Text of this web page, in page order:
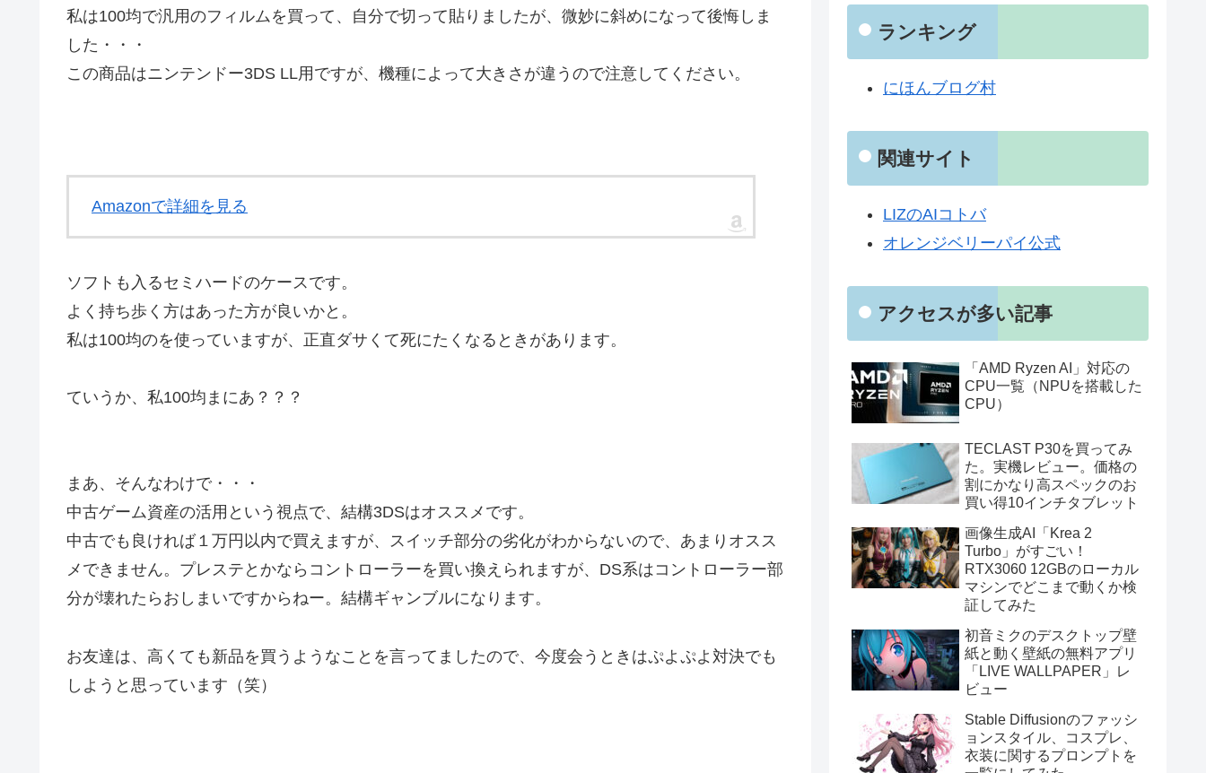
私は100均で汎用のフィルムを買って、自分で切って貼りましたが、微妙に斜めになって後悔しま
した・・・
この商品はニンテンドー3DS LL用ですが、機種によって大きさが違うので注意してください。
Amazonで詳細を見る
ソフトも入るセミハードのケースです。
よく持ち歩く方はあった方が良いかと。
私は100均のを使っていますが、正直ダサくて死にたくなるときがあります。
ていうか、私100均まにあ？？？
まあ、そんなわけで・・・
中古ゲーム資産の活用という視点で、結構3DSはオススメです。
中古でも良ければ１万円以内で買えますが、スイッチ部分の劣化がわからないので、あまりオスス
メできません。プレステとかならコントローラーを買い換えられますが、DS系はコントローラー部
分が壊れたらおしまいですからねー。結構ギャンブルになります。
お友達は、高くても新品を買うようなことを言ってましたので、今度会うときはぷよぷよ対決でも
しようと思っています（笑）
ランキング
にほんブログ村
関連サイト
LIZのAIコトバ
オレンジベリーパイ公式
アクセスが多い記事
「AMD Ryzen AI」対応の
CPU一覧（NPUを搭載した
CPU）
TECLAST P30を買ってみ
た。実機レビュー。価格の
割にかなり高スペックのお
買い得10インチタブレット
画像生成AI「Krea 2
Turbo」がすごい！
RTX3060 12GBのローカル
マシンでどこまで動くか検
証してみた
初音ミクのデスクトップ壁
紙と動く壁紙の無料アプリ
「LIVE WALLPAPER」レ
ビュー
Stable Diffusionのファッシ
ョンスタイル、コスプレ、
衣装に関するプロンプトを